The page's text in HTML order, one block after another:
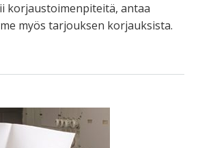
korjaustoimenpiteitä, antaa
myös tarjouksen korjauksista.